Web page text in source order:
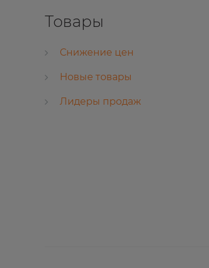
Товары
Снижение цен
Новые товары
Лидеры продаж